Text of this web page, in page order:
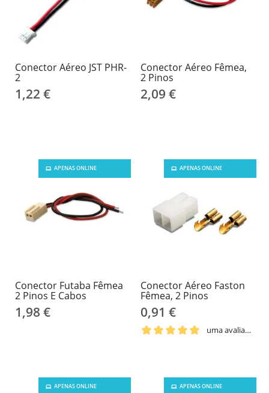
Conector Aéreo JST PHR-
2
1,22 €
Conector Aéreo Fêmea,
2 Pinos
2,09 €
Conector Futaba Fêmea
2 Pinos E Cabos
1,98 €
APENAS ONLINE
Conector Aéreo Faston
Fêmea, 2 Pinos
0,91 €
uma avaliação
APENAS ONLINE
APENAS ONLINE APENAS ONLINE